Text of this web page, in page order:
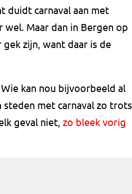
duidt carnaval aan met
wel. Maar dan in Bergen op
zijn, want daar is de
kan nou bijvoorbeeld al
steden met carnaval zo trots
geval niet, zo bleek vorig